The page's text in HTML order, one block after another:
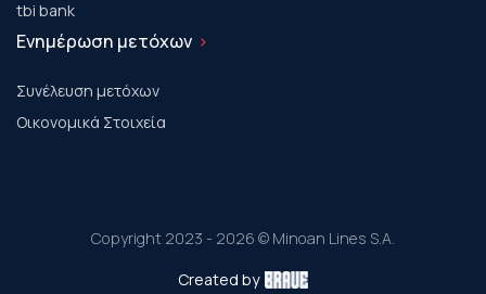
tbi bank
Ενημέρωση μετόχων
Συνέλευση μετόχων
Οικονομικά Στοιχεία
Copyright 2023 - 2026 © Minoan Lines S.A.
Created by